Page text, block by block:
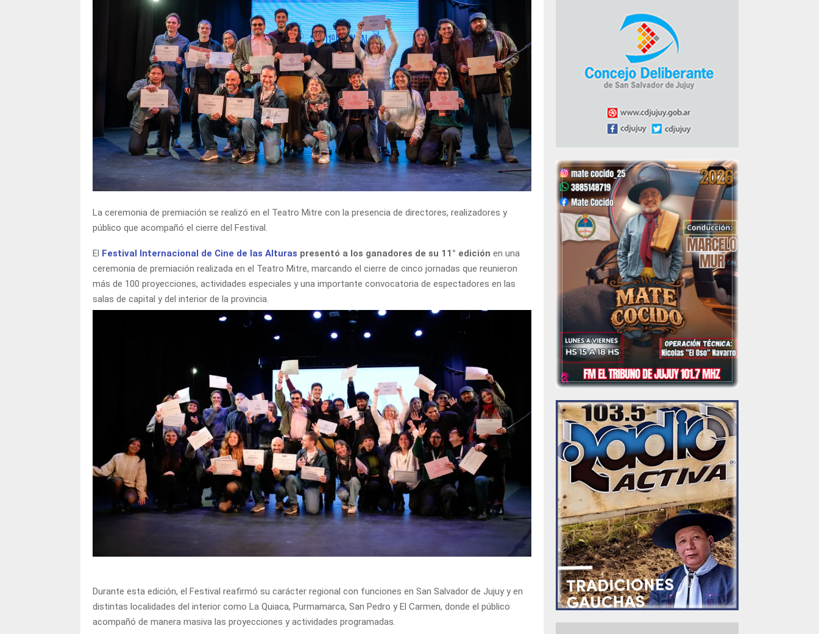
La ceremonia de premiación se realizó en el Teatro Mitre con la presencia de directores, realizadores y
público que acompañó el cierre del Festival.
El Festival Internacional de Cine de las Alturas presentó a los ganadores de su 11° edición en una
ceremonia de premiación realizada en el Teatro Mitre, marcando el cierre de cinco jornadas que reunieron
más de 100 proyecciones, actividades especiales y una importante convocatoria de espectadores en las
salas de capital y del interior de la provincia.
Durante esta edición, el Festival reafirmó su carácter regional con funciones en San Salvador de Jujuy y en
distintas localidades del interior como La Quiaca, Purmamarca, San Pedro y El Carmen, donde el público
acompañó de manera masiva las proyecciones y actividades programadas.